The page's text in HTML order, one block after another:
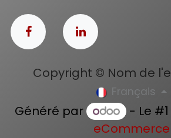
Copyright © Nom de
Français
Généré par - Le #1
eCommerce